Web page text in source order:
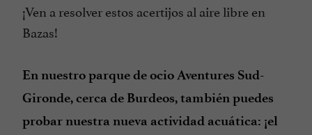
¡Ven a resolver estos acertijos al aire libre en
Bazas!
En nuestro parque de ocio Aventures Sud-
Gironde, cerca de Burdeos, también puedes
probar nuestra nueva actividad acuática: ¡el